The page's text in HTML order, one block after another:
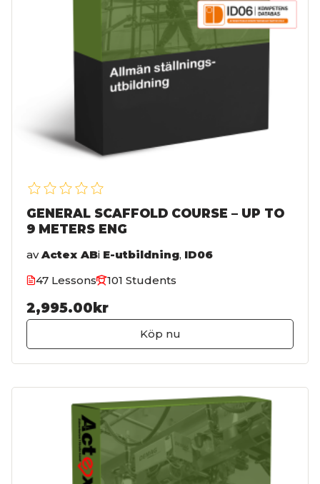
GENERAL SCAFFOLD COURSE – UP TO
9 METERS ENG
av Actex ABi E-utbildning, ID06
47 Lessons
101 Students
2,995.00kr
Köp nu